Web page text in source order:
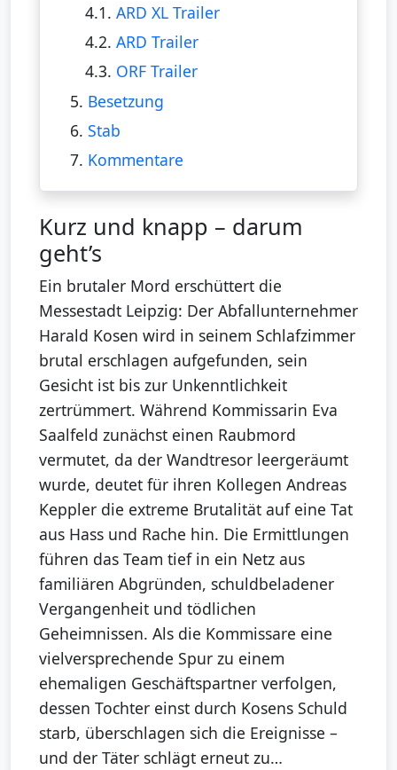
4.1.ARD XL Trailer
4.2.ARD Trailer
4.3. ORF Trailer
5. Besetzung
6. Stab
7. Kommentare
Kurz und knapp – darum
geht’s
Ein brutaler Mord erschüttert die
Messestadt Leipzig: Der Abfallunternehmer
Harald Kosen wird in seinem Schlafzimmer
brutal erschlagen aufgefunden, sein
Gesicht ist bis zur Unkenntlichkeit
zertrümmert. Während Kommissarin Eva
Saalfeld zunächst einen Raubmord
vermutet, da der Wandtresor leergeräumt
wurde, deutet für ihren Kollegen Andreas
Keppler die extreme Brutalität auf eine Tat
aus Hass und Rache hin. Die Ermittlungen
führen das Team tief in ein Netz aus
familiären Abgründen, schuldbeladener
Vergangenheit und tödlichen
Geheimnissen. Als die Kommissare eine
vielversprechende Spur zu einem
ehemaligen Geschäftspartner verfolgen,
dessen Tochter einst durch Kosens Schuld
starb, überschlagen sich die Ereignisse –
und der Täter schlägt erneut zu…